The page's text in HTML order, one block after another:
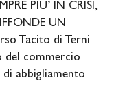
PIU’ IN CRISI,
UN
Tacito di Terni
del commercio
abbigliamento